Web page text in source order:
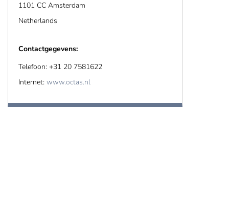
1101 CC Amsterdam
Netherlands
Contactgegevens:
Telefoon: +31 20 7581622
Internet: www.octas.nl